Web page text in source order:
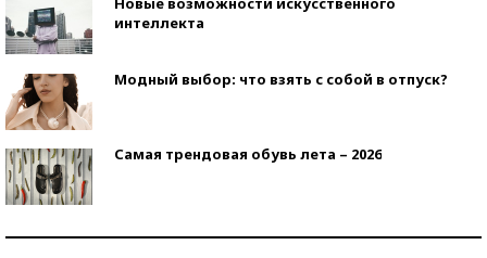
интеллекта
Модный выбор: что взять с собой в отпуск?
Самая трендовая обувь лета – 2026